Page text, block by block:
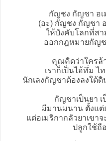
กัญชง กัญชา อเ
(อะ) กัญชง กัญชา
ให้บังคับโลกที่สา
ออกกฎหมายกัญช
คุณคิดว่าใครล้
เราก็เป็นไอ้ทึ่ม ไ
นักเลงกัญชาต้องลงใต้
กัญชาเป็นยา
มีมานมนาน ตั้งแต่
แต่อเมริกากลัวยาเขา
ปลูกใช้ถื